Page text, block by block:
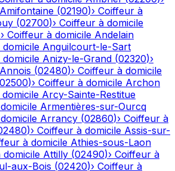
Amifontaine (02190)› Coiffeur à
(02700)› Coiffeur à domicile
› Coiffeur à domicile Andelain
Anguilcourt-le-Sart
Anizy-le-Grand (02320)›
Annois (02480)› Coiffeur à domicile
02500)› Coiffeur à domicile Archon
Arcy-Sainte-Restitue
Armentières-sur-Ourcq
Arrancy (02860)› Coiffeur à
)› Coiffeur à domicile Assis-sur-
à domicile Athies-sous-Laon
Attilly (02490)› Coiffeur à
aux-Bois (02420)› Coiffeur à